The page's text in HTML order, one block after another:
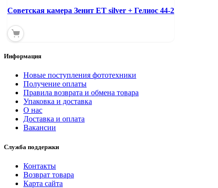
Советская камера Зенит ЕТ silver + Гелиос 44-2
Информация
Новые поступления фототехники
Получение оплаты
Правила возврата и обмена товара
Упаковка и доставка
О нас
Доставка и оплата
Вакансии
Служба поддержки
Контакты
Возврат товара
Карта сайта